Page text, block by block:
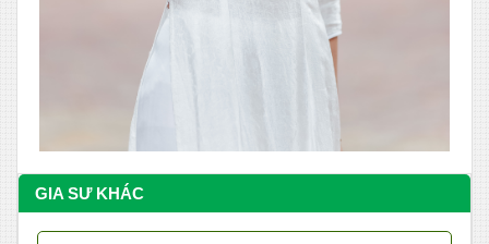
GIA SƯ KHÁC